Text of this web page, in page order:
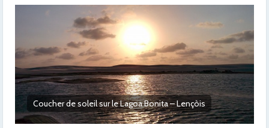
Un des nombreux lagons de Lençòis